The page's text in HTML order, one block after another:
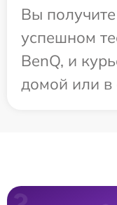
Вы
успешном
BenQ, и
домой или в